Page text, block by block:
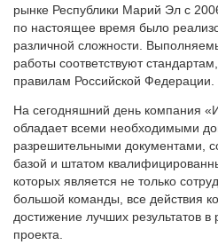
рынке Республики Марий Эл с
по настоящее время было
различной сложности.
работы соответствуют
правилам Российской Федерации.
На сегодняшний день компания
обладает всеми необходимыми
разрешительными документами,
базой и штатом
которых является не только
большой команды, все действия
достижение лучших результатов в
проекта.